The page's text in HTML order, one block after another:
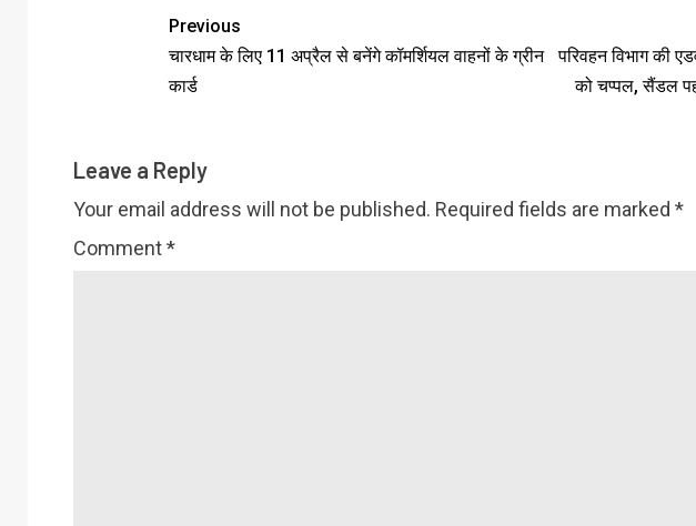
Previous
चारधाम के लिए 11 अप्रैल से बनेंगे कॉमर्शियल वाहनों के ग्रीन
कार्ड
परिवहन विभाग की
को चप्पल, सैंडल
Leave a Reply
Your email address will not be published. Required fields are marked *
Comment*